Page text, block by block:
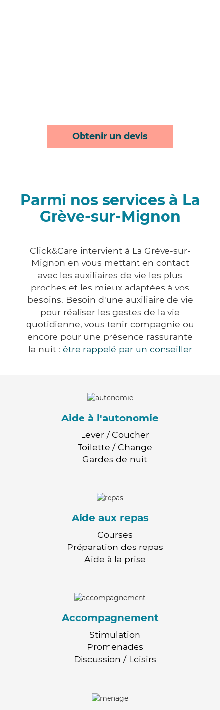
Obtenir un devis
Parmi nos services à La
Grève-sur-Mignon
Click&Care intervient à La Grève-sur-
Mignon en vous mettant en contact
avec les auxiliaires de vie les plus
proches et les mieux adaptées à vos
besoins. Besoin d'une auxiliaire de vie
pour réaliser les gestes de la vie
quotidienne, vous tenir compagnie ou
encore pour une présence rassurante
la nuit : être rappelé par un conseiller
Aide à l'autonomie
Lever / Coucher
Toilette / Change
Gardes de nuit
Aide aux repas
Courses
Préparation des repas
Aide à la prise
Accompagnement
Stimulation
Promenades
Discussion / Loisirs